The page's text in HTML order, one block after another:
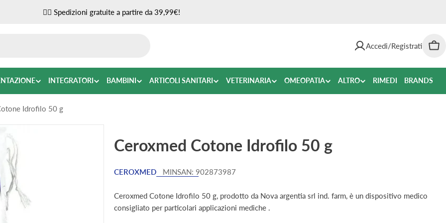
✌🏼 Spedizioni gratuite a partire da 39,99€!
Accedi/Registrati
INTEGRATORI BAMBINI ARTICOLI SANITARI VETERINARIA OMEOPATIA ALTRO RIMEDI BRANDS
Idrofilo 50 g
Ceroxmed Cotone Idrofilo 50 g
CEROXMED MINSAN: 902873987
Ceroxmed Cotone Idrofilo 50 g, prodotto da Nova argentia srl ind. farm, è un dispositivo medico
consigliato per particolari applicazioni mediche .